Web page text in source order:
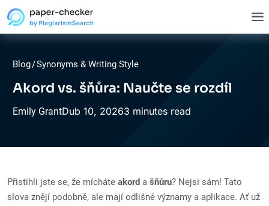
Blog/Synonyms & Writing Style
Akord vs. šňůra: Naučte se rozdíl
Emily GrantDub 10, 20263 minutes read
Přistihli jste se, že mícháte akord a šňůru? Nejsi sám! Tato
slova znějí podobně, ale mají odlišné významy a aplikace. Ať už